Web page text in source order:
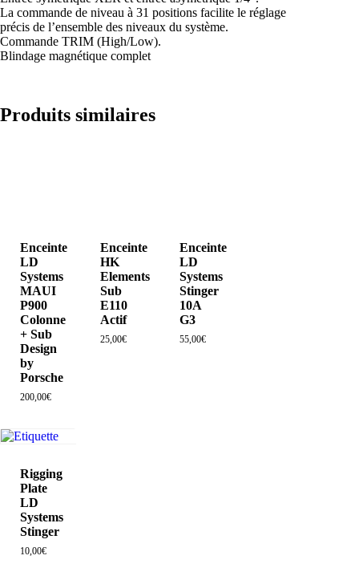
La commande de niveau à 31 positions facilite le réglage
précis de l’ensemble des niveaux du système.
Commande TRIM (High/Low).
Blindage magnétique complet
Produits similaires
Enceinte
LD
Systems
MAUI
P900
Colonne
+ Sub
Design
by
Porsche
200,00€
200,00€
Enceinte
HK
Elements
Sub
E110
Actif
25,00€
Enceinte
LD
Systems
Stinger
10A
G3
55,00€
Rigging
Plate
LD
Systems
Stinger
10,00€
10,00€